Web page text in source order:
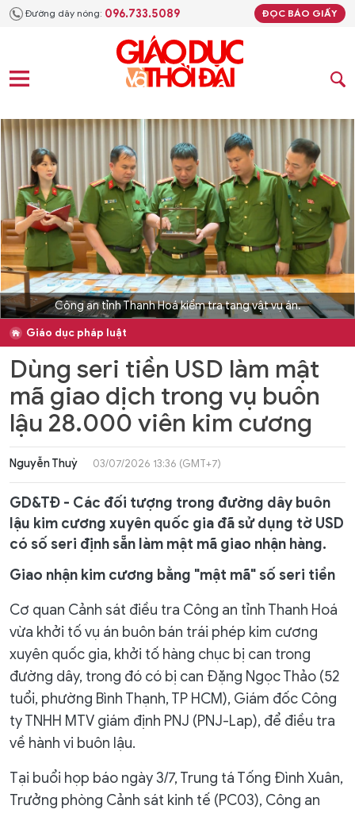
Đường dây nóng: 096.733.5089 ĐỌC BÁO GIẤY
Công an tỉnh Thanh Hoá kiểm tra tang vật vụ án.
Giáo dục pháp luật
Dùng seri tiền USD làm mật
mã giao dịch trong vụ buôn
lậu 28.000 viên kim cương
Nguyễn Thuỳ 03/07/2026 13:36 (GMT+7)
GD&TĐ - Các đối tượng trong đường dây buôn
lậu kim cương xuyên quốc gia đã sử dụng tờ USD
có số seri định sẵn làm mật mã giao nhận hàng.
Giao nhận kim cương bằng "mật mã" số seri tiền
Cơ quan Cảnh sát điều tra Công an tỉnh Thanh Hoá
vừa khởi tố vụ án buôn bán trái phép kim cương
xuyên quốc gia, khởi tố hàng chục bị can trong
đường dây, trong đó có bị can Đặng Ngọc Thảo (52
tuổi, phường Bình Thạnh, TP HCM), Giám đốc Công
ty TNHH MTV giám định PNJ (PNJ-Lap), để điều tra
về hành vi buôn lậu.
Tại buổi họp báo ngày 3/7, Trung tá Tống Đình Xuân,
Trưởng phòng Cảnh sát kinh tế (PC03), Công an